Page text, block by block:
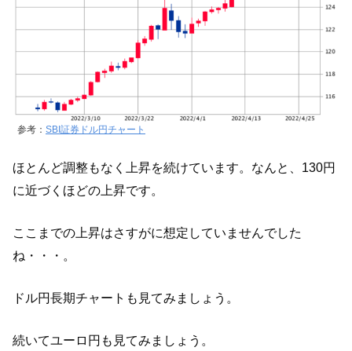
参考： SBI証券ドル円チャート
ほとんど調整もなく上昇を続けています。なんと、130円
に近づくほどの上昇です。
ここまでの上昇はさすがに想定していませんでした
ね・・・。
ドル円長期チャートも見てみましょう。
続いてユーロ円も見てみましょう。